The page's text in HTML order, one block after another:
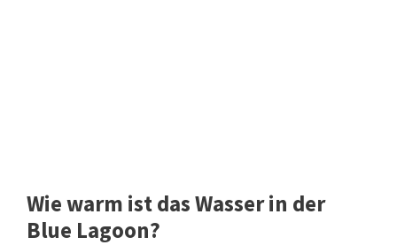
Wie warm ist das Wasser in der
Blue Lagoon?